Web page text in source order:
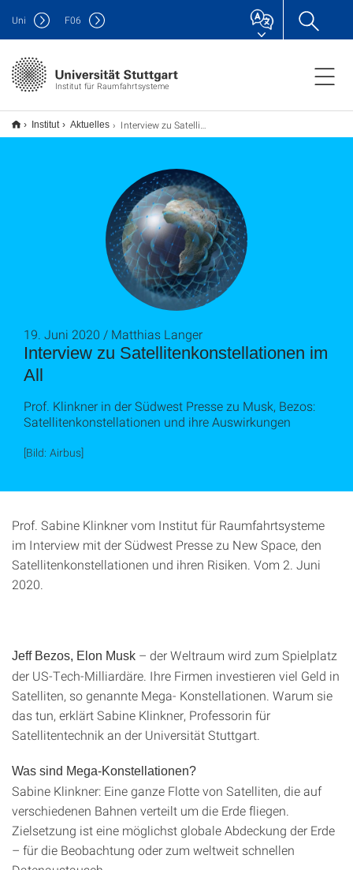
Institut für Raumfahrtsysteme
Uni F06
Institut Aktuelles Interview zu Satellitenkonstellationen im All
Interview zu Satellitenkonstellationen im
All
19. Juni 2020 / Matthias Langer
Prof. Klinkner in der Südwest Presse zu Musk, Bezos:
Satellitenkonstellationen und ihre Auswirkungen
[Bild: Airbus]
Prof. Sabine Klinkner vom Institut für Raumfahrtsysteme
im Interview mit der Südwest Presse zu New Space, den
Satellitenkonstellationen und ihren Risiken. Vom 2. Juni
2020.
Jeff Bezos, Elon Musk – der Weltraum wird zum Spielplatz
der US-Tech-Milliardäre. Ihre Firmen investieren viel Geld in
Satelliten, so genannte Mega- Konstellationen. Warum sie
das tun, erklärt Sabine Klinkner, Professorin für
Satellitentechnik an der Universität Stuttgart.
Was sind Mega-Konstellationen?
Sabine Klinkner: Eine ganze Flotte von Satelliten, die auf
verschiedenen Bahnen verteilt um die Erde fliegen.
Zielsetzung ist eine möglichst globale Abdeckung der Erde
– für die Beobachtung oder zum weltweit schnellen